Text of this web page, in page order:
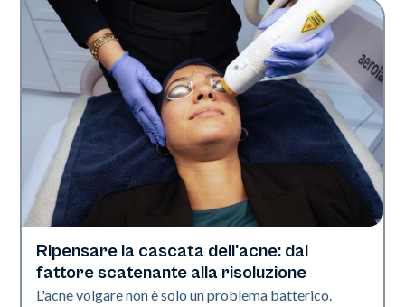
Salute della pelle
Ripensare la cascata dell'acne: dal
fattore scatenante alla risoluzione
L'acne volgare non è solo un problema batterico.